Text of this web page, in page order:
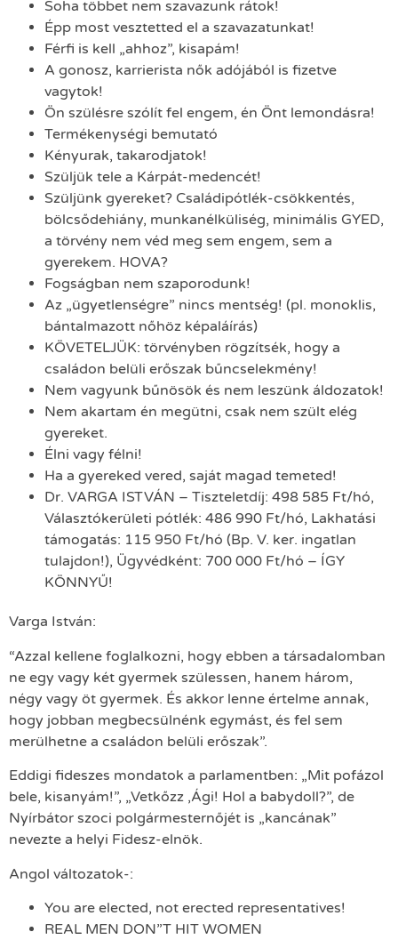
Soha többet nem szavazunk rátok!
Épp most vesztetted el a szavazatunkat!
Férfi is kell „ahhoz”, kisapám!
A gonosz, karrierista nők adójából is fizetve
vagytok!
Ön szülésre szólít fel engem, én Önt lemondásra!
Termékenységi bemutató
Kényurak, takarodjatok!
Szüljük tele a Kárpát-medencét!
Szüljünk gyereket? Családipótlék-csökkentés,
bölcsődehiány, munkanélküliség, minimális GYED,
a törvény nem véd meg sem engem, sem a
gyerekem. HOVA?
Fogságban nem szaporodunk!
Az „ügyetlenségre” nincs mentség! (pl. monoklis,
bántalmazott nőhöz képaláírás)
KÖVETELJÜK: törvényben rögzítsék, hogy a
családon belüli erőszak bűncselekmény!
Nem vagyunk bűnösök és nem leszünk áldozatok!
Nem akartam én megütni, csak nem szült elég
gyereket.
Élni vagy félni!
Ha a gyereked vered, saját magad temeted!
Dr. VARGA ISTVÁN – Tiszteletdíj: 498 585 Ft/hó,
Választókerületi pótlék: 486 990 Ft/hó, Lakhatási
támogatás: 115 950 Ft/hó (Bp. V. ker. ingatlan
tulajdon!), Ügyvédként: 700 000 Ft/hó – ÍGY
KÖNNYŰ!
Varga István:
“Azzal kellene foglalkozni, hogy ebben a társadalomban
ne egy vagy két gyermek szülessen, hanem három,
négy vagy öt gyermek. És akkor lenne értelme annak,
hogy jobban megbecsülnénk egymást, és fel sem
merülhetne a családon belüli erőszak”.
Eddigi fideszes mondatok a parlamentben: „Mit pofázol
bele, kisanyám!”, „Vetkőzz ,Ági! Hol a babydoll?”, de
Nyírbátor szoci polgármesternőjét is „kancának”
nevezte a helyi Fidesz-elnök.
Angol változatok-:
You are elected, not erected representatives!
REAL MEN DON”T HIT WOMEN